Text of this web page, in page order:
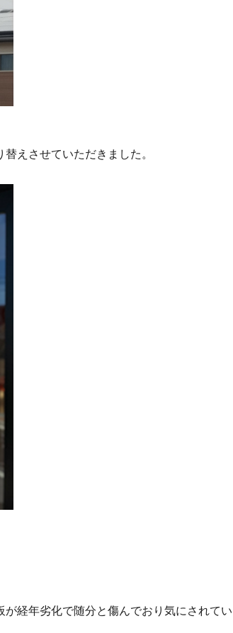
えさせていただきました。
経年劣化で随分と傷んでおり気にされてい